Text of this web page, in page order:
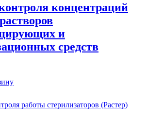
концентраций
и
средств